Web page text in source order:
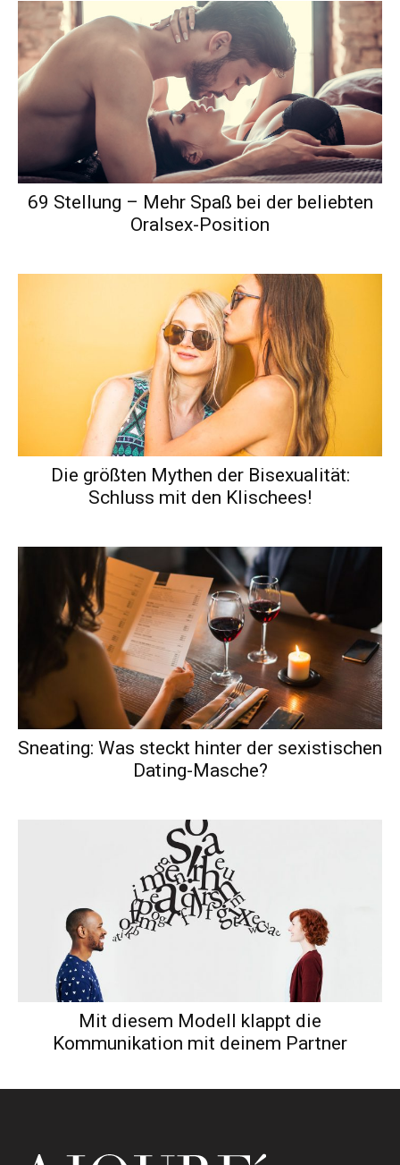
69 Stellung – Mehr Spaß bei der beliebten
Oralsex-Position
Die größten Mythen der Bisexualität:
Schluss mit den Klischees!
Sneating: Was steckt hinter der sexistischen
Dating-Masche?
Mit diesem Modell klappt die
Kommunikation mit deinem Partner